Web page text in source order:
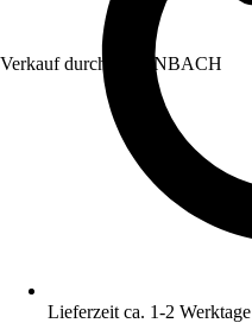
Verkauf durch: HORNBACH
Lieferzeit ca. 1-2 Werktage